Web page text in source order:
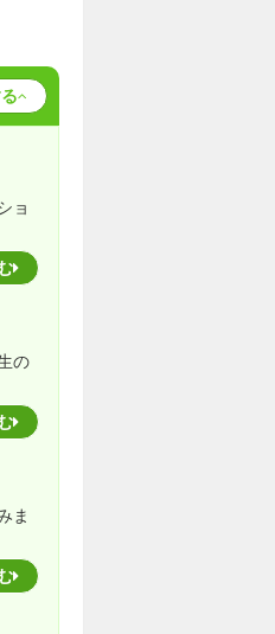
ョ
の
ま